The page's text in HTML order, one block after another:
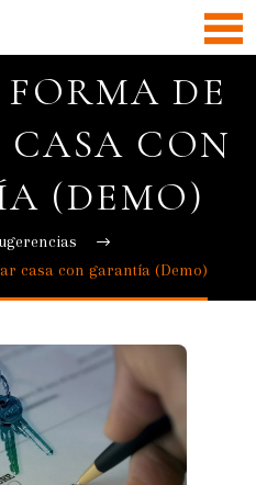
DE
CON
(DEMO)
casa con garantía (Demo)